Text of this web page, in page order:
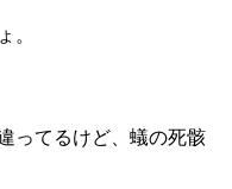
。
ってるけど、蟻の死骸